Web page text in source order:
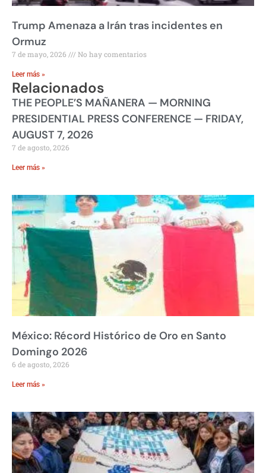
Trump Amenaza a Irán tras incidentes en
Ormuz
7 de mayo, 2026 No hay comentarios
Leer más »
Relacionados
THE PEOPLE’S MAÑANERA — MORNING
PRESIDENTIAL PRESS CONFERENCE — FRIDAY,
AUGUST 7, 2026
7 de agosto, 2026
Leer más »
México: Récord Histórico de Oro en Santo
Domingo 2026
6 de agosto, 2026
Leer más »